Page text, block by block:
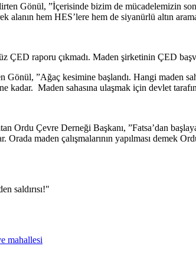
Gönül, ”İçerisinde bizim de mücadelemizin
alanın hem HES’lere hem de siyanürlü altın
ÇED raporu çıkmadı. Maden şirketinin ÇED
Gönül, ”Ağaç kesimine başlandı. Hangi
Maden sahasına ulaşmak için devlet
Ordu Çevre Derneği Başkanı, ”Fatsa’dan
Orada maden çalışmalarının yapılması
saldırısı!"
mahallesi